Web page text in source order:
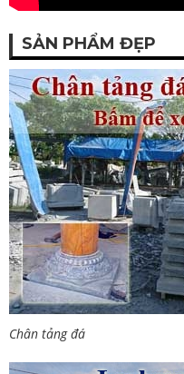
SẢN PHẨM ĐẸP
Chân tảng đá